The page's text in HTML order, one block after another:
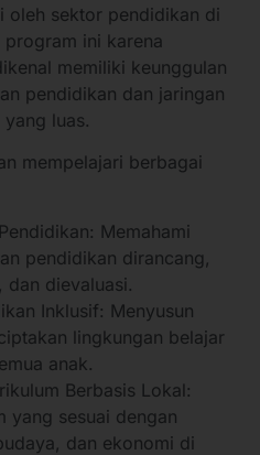
oleh sektor pendidikan di
program ini karena
memiliki keunggulan
pendidikan dan jaringan
luas.
mempelajari berbagai
Memahami
pendidikan dirancang,
dan dievaluasi.
Inklusif: Menyusun
lingkungan belajar
anak.
Berbasis Lokal:
yang sesuai dengan
dan ekonomi di